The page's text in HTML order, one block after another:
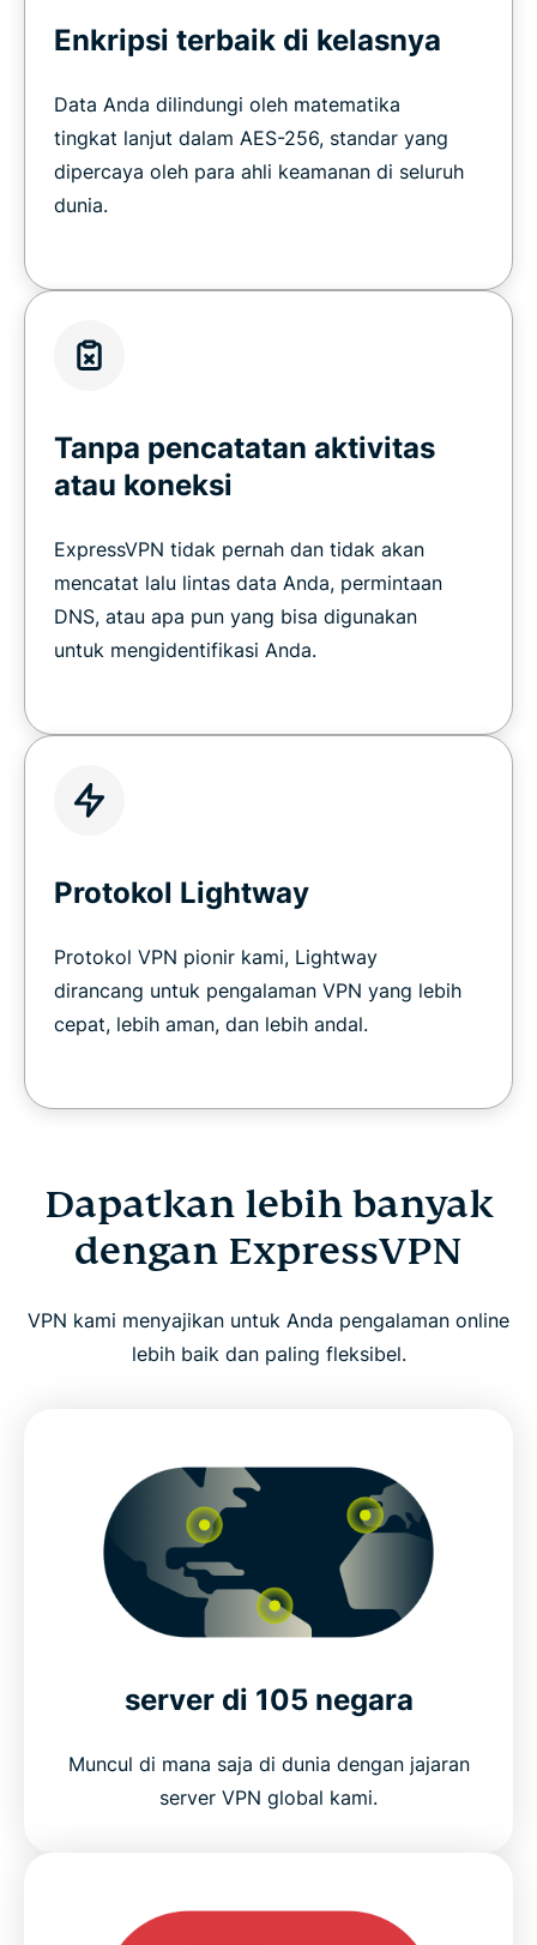
Enkripsi terbaik di kelasnya
Data Anda dilindungi oleh matematika
tingkat lanjut dalam AES-256, standar yang
dipercaya oleh para ahli keamanan di seluruh
dunia.
Tanpa pencatatan aktivitas
atau koneksi
ExpressVPN tidak pernah dan tidak akan
mencatat lalu lintas data Anda, permintaan
DNS, atau apa pun yang bisa digunakan
untuk mengidentifikasi Anda.
Protokol Lightway
Protokol VPN pionir kami, Lightway
dirancang untuk pengalaman VPN yang lebih
cepat, lebih aman, dan lebih andal.
Dapatkan lebih banyak
dengan ExpressVPN
VPN kami menyajikan untuk Anda pengalaman online
lebih baik dan paling fleksibel.
server di 105 negara
Muncul di mana saja di dunia dengan jajaran
server VPN global kami.